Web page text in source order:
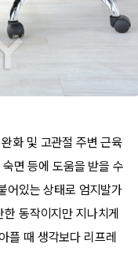
화 및 고관절 주변 근육
면 등에 도움을 받을 수
어있는 상태로 엄지발가
동작이지만 지나치게
플 때 생각보다 리프레